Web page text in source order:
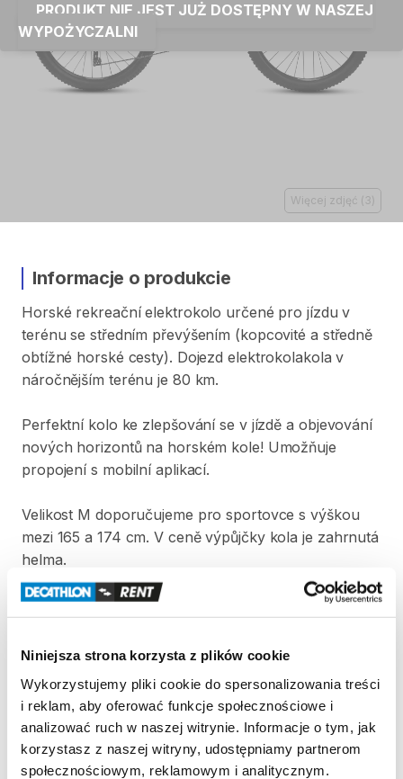
Niniejsza strona korzysta z plików cookie
Wykorzystujemy pliki cookie do spersonalizowania treści
i reklam, aby oferować funkcje społecznościowe i
analizować ruch w naszej witrynie. Informacje o tym, jak
korzystasz z naszej witryny, udostępniamy partnerom
społecznościowym, reklamowym i analitycznym.
PRODUKT NIE JEST JUŻ DOSTĘPNY W NASZEJ
WYPOŻYCZALNI
Więcej zdjęć ( 3 )
Informacje o produkcie
Horské rekreační elektrokolo určené pro jízdu v
terénu se středním převýšením (kopcovité a středně
obtížné horské cesty). Dojezd elektrokolakola v
náročnějším terénu je 80 km.
Perfektní kolo ke zlepšování se v jízdě a objevování
nových horizontů na horském kole! Umožňuje
propojení s mobilní aplikací.
Velikost M doporučujeme pro sportovce s výškou
mezi 165 a 174 cm. V ceně výpůjčky kola je zahrnutá
helma.
Pro vypůjčení kola je záloha ve
Zasady wypożyczenia